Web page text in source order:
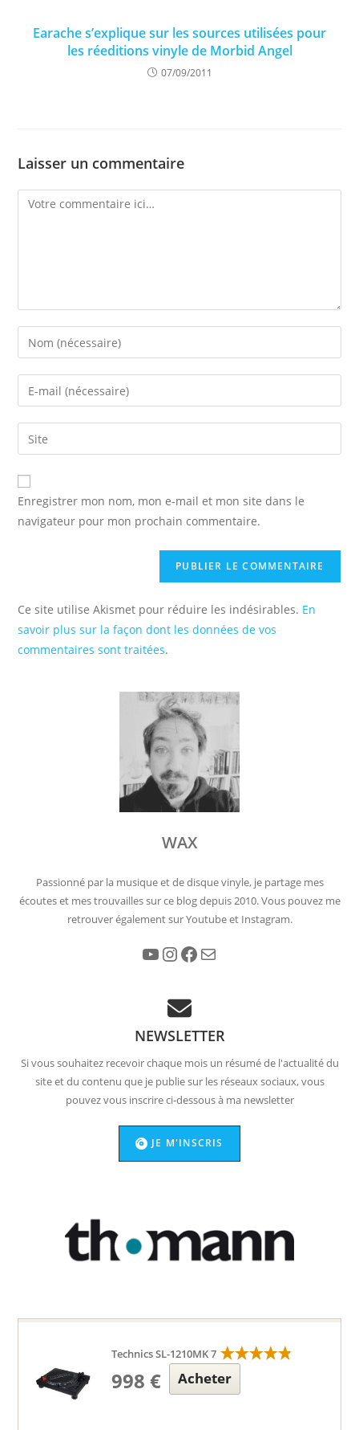
Earache s’explique sur les sources utilisées pour
les réeditions vinyle de Morbid Angel
07/09/2011
Laisser un commentaire
Comment
Enter
your
name
comment
Enter
your
email
address
comment
Saisir
l’URL
de
votre
(facultatif)
Enregistrer mon nom, mon e-mail et mon site dans le
navigateur pour mon prochain commentaire.
Ce site utilise Akismet pour réduire les indésirables. En
savoir plus sur la façon dont les données de vos
commentaires sont traitées.
WAX
Passionné par la musique et de disque vinyle, je partage mes
écoutes et mes trouvailles sur ce blog depuis 2010. Vous pouvez me
retrouver également sur Youtube et Instagram.
YouTube Instagram Facebook
NEWSLETTER
Si vous souhaitez recevoir chaque mois un résumé de l'actualité du
site et du contenu que je publie sur les réseaux sociaux, vous
pouvez vous inscrire ci-dessous à ma newsletter
JE M'INSCRIS
Technics SL-1210MK 7
998 € Acheter